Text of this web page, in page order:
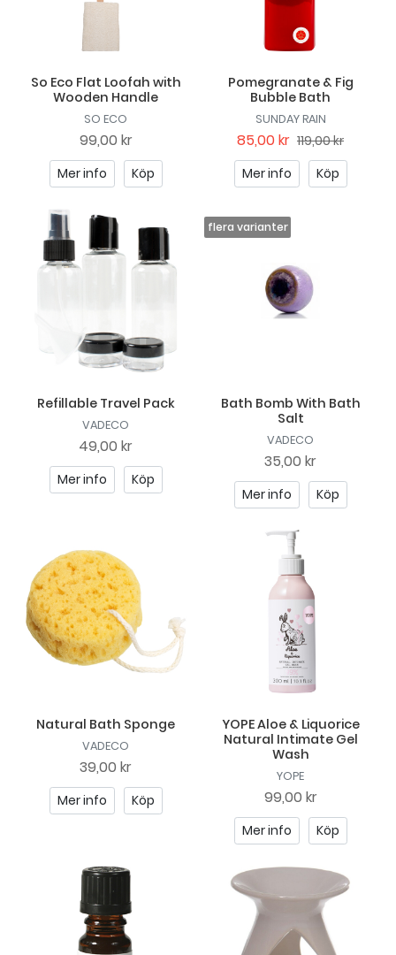
So Eco Flat Loofah with
Wooden Handle
SO ECO
99,00 kr
Mer info Köp
Pomegranate & Fig
Bubble Bath
SUNDAY RAIN
85,00 kr 119,00 kr
Mer info
Köp
Refillable Travel Pack
VADECO
49,00 kr
Mer info Köp
Bath Bomb With Bath
Salt
VADECO
35,00 kr
Mer info Köp
Natural Bath Sponge
VADECO
39,00 kr
Mer info Köp
YOPE Aloe & Liquorice
Natural Intimate Gel
Wash
YOPE
99,00 kr
Mer info Köp